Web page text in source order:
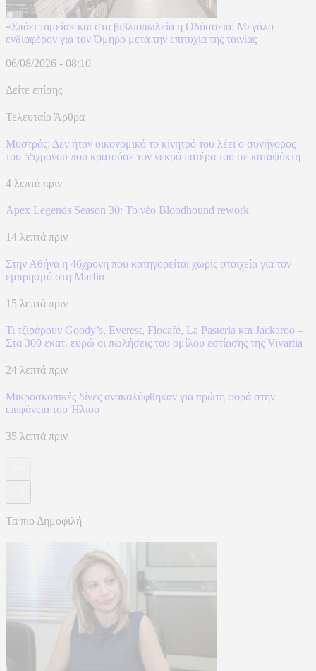
«Σπάει ταμεία» και στα βιβλιοπωλεία η Οδύσσεια: Μεγάλο
ενδιαφέρον για τον Όμηρο μετά την επιτυχία της ταινίας
06/08/2026 - 08:10
Δείτε επίσης
Τελευταία Άρθρα
Μυστράς: Δεν ήταν οικονομικό το κίνητρό του λέει ο συνήγορος
του 55χρονου που κρατούσε τον νεκρό πατέρα του σε καταψύκτη
4 λεπτά πριν
Apex Legends Season 30: Το νέο Bloodhound rework
14 λεπτά πριν
Στην Αθήνα η 46χρονη που κατηγορείται χωρίς στοιχεία για τον
εμπρησμό στη Marfin
15 λεπτά πριν
Τι τζιράρουν Goody’s, Everest, Flocafé, La Pasteria και Jackaroo –
Στα 300 εκατ. ευρώ οι πωλήσεις του ομίλου εστίασης της Vivartia
24 λεπτά πριν
Μικροσκοπικές δίνες ανακαλύφθηκαν για πρώτη φορά στην
επιφάνεια του Ήλιου
35 λεπτά πριν
Τα πιο Δημοφιλή